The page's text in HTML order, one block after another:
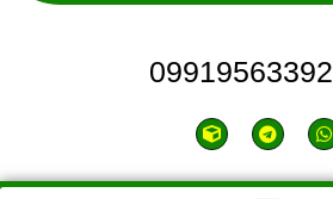
09919563392